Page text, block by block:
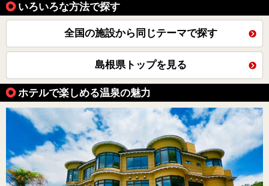
いろいろな方法で探す
全国の施設から同じテーマで探す
島根県トップを見る
ホテルで楽しめる温泉の魅力